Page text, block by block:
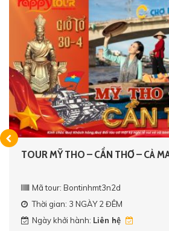
TOUR MỸ THO – CẦN THƠ – CÀ
Mã tour: Bontinhmt3n2d
Thời gian: 3 NGÀY 2 ĐÊM
Ngày khởi hành: Liên hệ